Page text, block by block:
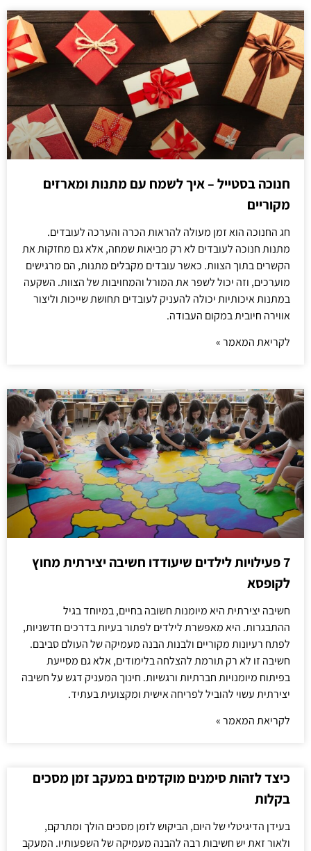
חנוכה בסטייל – איך לשמח עם מתנות ומארזים
מקוריים
חג החנוכה הוא זמן מעולה להראות הכרה והערכה לעובדים.
מתנות חנוכה לעובדים לא רק מביאות שמחה, אלא גם מחזקות את
הקשרים בתוך הצוות. כאשר עובדים מקבלים מתנות, הם מרגישים
מוערכים, וזה יכול לשפר את המורל והמחויבות של הצוות. השקעה
במתנות איכותיות יכולה להעניק לעובדים תחושת שייכות וליצור
אווירה חיובית במקום העבודה.
לקריאת המאמר »
7 פעילויות לילדים שיעודדו חשיבה יצירתית מחוץ
לקופסא
חשיבה יצירתית היא מיומנות חשובה בחיים, במיוחד בגיל
ההתבגרות. היא מאפשרת לילדים לפתור בעיות בדרכים חדשניות,
לפתח רעיונות מקוריים ולבנות הבנה מעמיקה של העולם סביבם.
חשיבה זו לא רק תורמת להצלחה בלימודים, אלא גם מסייעת
בפיתוח מיומנויות חברתיות ורגשיות. חינוך המעניק דגש על חשיבה
יצירתית עשוי להוביל לפריחה אישית ומקצועית בעתיד.
לקריאת המאמר »
כיצד לזהות סימנים מוקדמים במעקב זמן מסכים
בקלות
בעידן הדיגיטלי של היום, הביקוש לזמן מסכים הולך ומתרקם,
ולאור זאת יש חשיבות רבה להבנה מעמיקה של השפעותיו. המעקב